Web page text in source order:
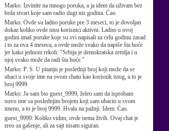
Marko: Izvinite na mnogo poruka, a ja idem da uživam bez
brda stvari koje sam radio dugi niz godina. Ćao.
Marko: Ovde su ladno poruke pre 3 meseci, to je dovoljan
dokaz koliko ovde nisu korisnici aktivni. Ladno u ovoj
godini imaš poruke koje su svi napisali za celu godinu zasad
i to za ova 4 meseca, a ovde može svako da napiše šta hoće
jer kako jednom rekoh: "Srbija je demokratska zemlja i u
njoj svako može da radi šta hoće."
Marko: P. S. U pitanju je poslednji broj koji može da se
ubaci u svoje ime na ovom chatu kao korisnik istog, a to je
broj 9999.
Marko: Ja sam bio guest_9999, želeo sam da isprobam
novo ime sa poslednjim brojem koji sam ubacio u svom
imenu, a to je broj 9999. Hvala na pažnji. Idem. Ćao.
guest_9999: Koliko vidim, ovde nema živih. Ovaj chat je
zreo za gašenje, ali za sajt nisam siguran.